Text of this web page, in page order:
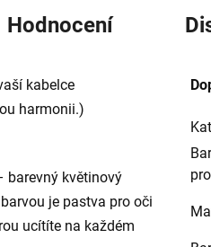
Hodnocení
kabelce
harmonii.)
barevný květinový
je pastva pro oči
ucítíte na každém